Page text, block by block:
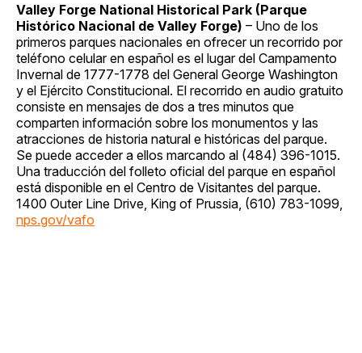
Valley Forge National Historical Park (Parque
Histórico Nacional de Valley Forge) – Uno de los
primeros parques nacionales en ofrecer un recorrido por
teléfono celular en español es el lugar del Campamento
Invernal de 1777-1778 del General George Washington
y el Ejército Constitucional. El recorrido en audio gratuito
consiste en mensajes de dos a tres minutos que
comparten información sobre los monumentos y las
atracciones de historia natural e históricas del parque.
Se puede acceder a ellos marcando al (484) 396-1015.
Una traducción del folleto oficial del parque en español
está disponible en el Centro de Visitantes del parque.
1400 Outer Line Drive, King of Prussia, (610) 783-1099,
nps.gov/vafo